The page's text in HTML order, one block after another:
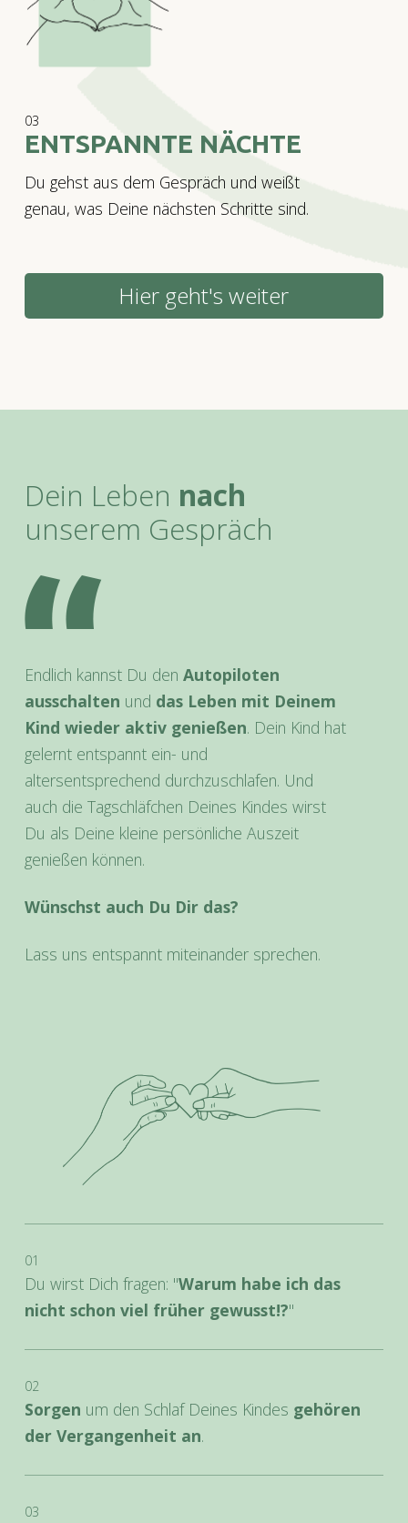
03
ENTSPANNTE NÄCHTE
Du gehst aus dem Gespräch und weißt
genau, was Deine nächsten Schritte sind.
Hier geht's weiter
Dein Leben nach
unserem Gespräch
Endlich kannst Du den Autopiloten
ausschalten und das Leben mit Deinem
Kind wieder aktiv genießen. Dein Kind hat
gelernt entspannt ein- und
altersentsprechend durchzuschlafen. Und
auch die Tagschläfchen Deines Kindes wirst
Du als Deine kleine persönliche Auszeit
genießen können.
Wünschst auch Du Dir das?
Lass uns entspannt miteinander sprechen.
01
Du wirst Dich fragen: "Warum habe ich das
nicht schon viel früher gewusst!?"
02
Sorgen um den Schlaf Deines Kindes gehören
der Vergangenheit an.
03